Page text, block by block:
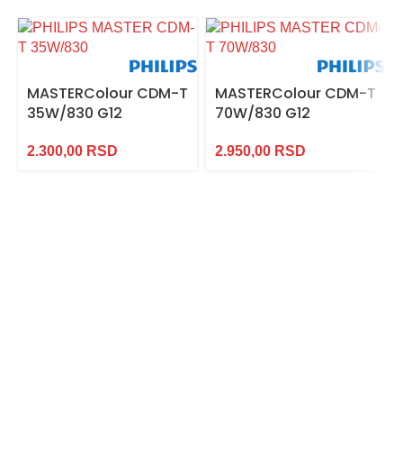
MASTERColour CDM-T
35W/830 G12
2.300,00 RSD
MASTERColour CDM-T
70W/830 G12
2.950,00 RSD